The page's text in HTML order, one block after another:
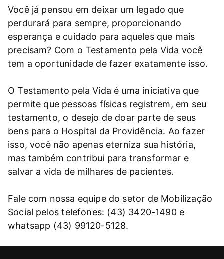
Você já pensou em deixar um legado que
perdurará para sempre, proporcionando
esperança e cuidado para aqueles que mais
precisam? Com o Testamento pela Vida você
tem a oportunidade de fazer exatamente isso.
O Testamento pela Vida é uma iniciativa que
permite que pessoas físicas registrem, em seu
testamento, o desejo de doar parte de seus
bens para o Hospital da Providência. Ao fazer
isso, você não apenas eterniza sua história,
mas também contribui para transformar e
salvar a vida de milhares de pacientes.
Fale com nossa equipe do setor de Mobilização
Social pelos telefones: (43) 3420-1490 e
whatsapp (43) 99120-5128.